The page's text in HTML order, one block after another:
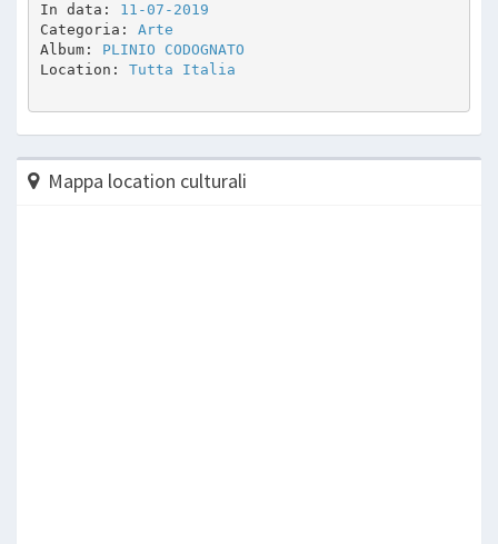
In data: 11-07-2019
Categoria: Arte
Album: PLINIO CODOGNATO
Location: Tutta Italia
Mappa location culturali